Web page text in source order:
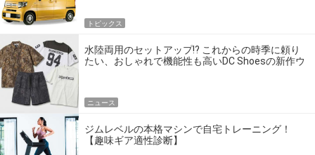
トピックス
水陸両用のセットアップ!? これからの時季に頼り
たい、おしゃれで機能性も高いDC Shoesの新作ウ
ニュース
ジムレベルの本格マシンで自宅トレーニング！
【趣味ギア適性診断】